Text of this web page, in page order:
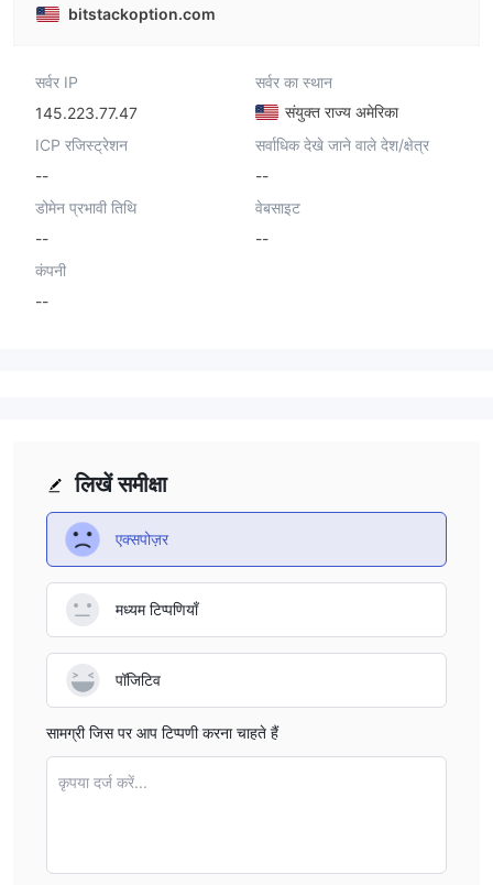
bitstackoption.com
सर्वर IP
145.223.77.47
सर्वर का स्थान
संयुक्त राज्य अमेरिका
ICP रजिस्ट्रेशन
--
सर्वाधिक देखे जाने वाले देश/क्षेत्र
--
डोमेन प्रभावी तिथि
--
वेबसाइट
--
कंपनी
--
लिखें समीक्षा
एक्सपोज़र
मध्यम टिप्पणियाँ
पॉजिटिव
सामग्री जिस पर आप टिप्पणी करना चाहते हैं
कृपया दर्ज करें...